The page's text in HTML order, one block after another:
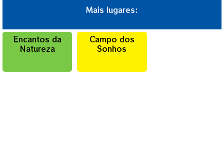
Mais lugares:
Encantos da
Natureza
Campo dos
Sonhos